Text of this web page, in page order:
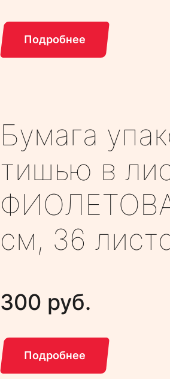
Подробнее
Бумага
тишью в
см, 36
300 руб.
Подробнее